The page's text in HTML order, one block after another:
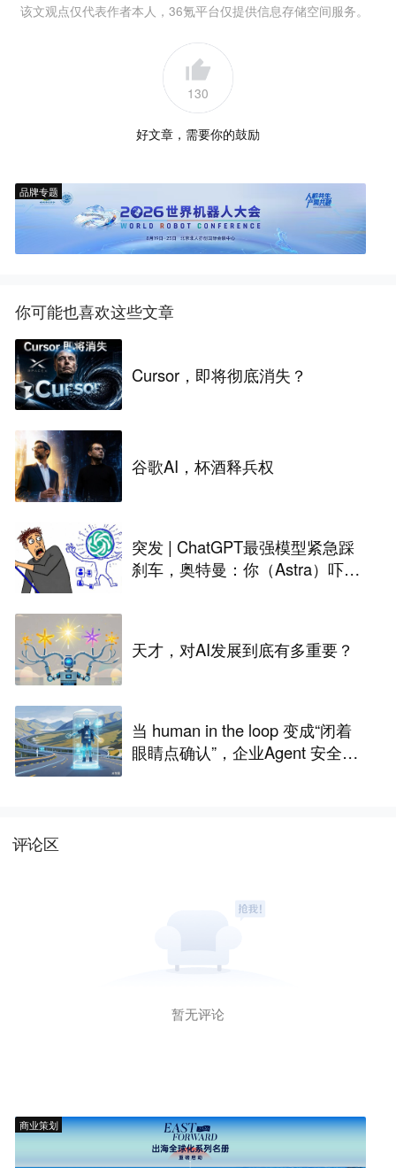
该文观点仅代表作者本人，36氪平台仅提供信息存储空间服务。
130
好文章，需要你的鼓励
品牌专题
你可能也喜欢这些文章
Cursor，即将彻底消失？
谷歌AI，杯酒释兵权
突发 | ChatGPT最强模型紧急踩
刹车，奥特曼：你（Astra）吓到
天才，对AI发展到底有多重要？
当 human in the loop 变成“闭着
眼睛点确认”，企业Agent 安全还
评论区
暂无评论
商业策划